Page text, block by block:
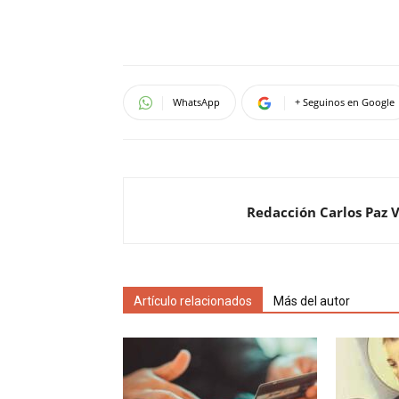
WhatsApp + Seguinos en Google
Redacción Carlos Paz
Artículo relacionados Más del autor